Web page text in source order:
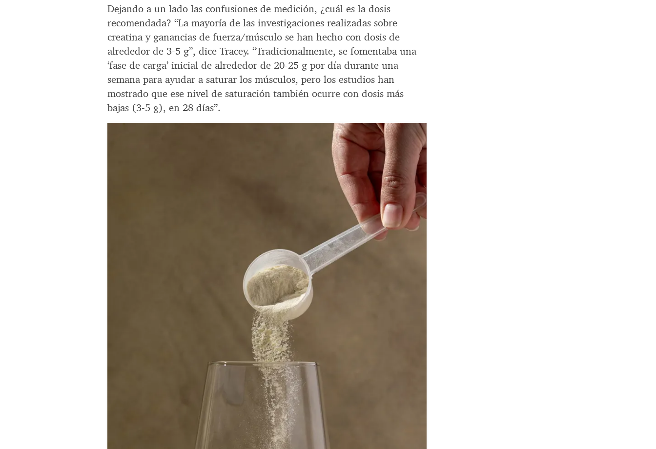
Dejando a un lado las confusiones de medición, ¿cuál es la dosis
recomendada? “La mayoría de las investigaciones realizadas sobre
creatina y ganancias de fuerza/músculo se han hecho con dosis de
alrededor de 3-5 g”, dice Tracey. “Tradicionalmente, se fomentaba una
‘fase de carga’ inicial de alrededor de 20-25 g por día durante una
semana para ayudar a saturar los músculos, pero los estudios han
mostrado que ese nivel de saturación también ocurre con dosis más
bajas (3-5 g), en 28 días”.